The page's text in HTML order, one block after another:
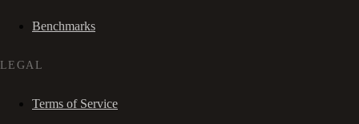
Benchmarks
LEGAL
Terms of Service